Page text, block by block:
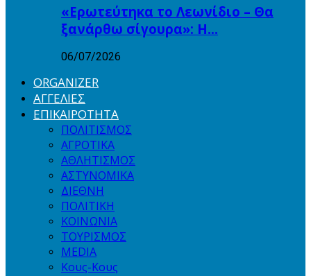
«Ερωτεύτηκα το Λεωνίδιο – Θα
ξανάρθω σίγουρα»: Η…
06/07/2026
ORGANIZER
ΑΓΓΕΛΙΕΣ
ΕΠΙΚΑΙΡΟΤΗΤΑ
ΠΟΛΙΤΙΣΜΟΣ
ΑΓΡΟΤΙΚΑ
ΑΘΛΗΤΙΣΜΟΣ
ΑΣΤΥΝΟΜΙΚΑ
ΔΙΕΘΝΗ
ΠΟΛΙΤΙΚΗ
ΚΟΙΝΩΝΙΑ
ΤΟΥΡΙΣΜΟΣ
MEDIA
Κους-Κους